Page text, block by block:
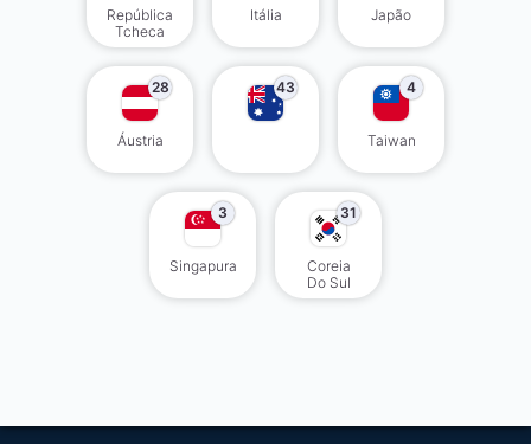
República
Tcheca
Itália Japão
28
Áustria
43 4
Taiwan
3
Singapura
31
Coreia
Do Sul